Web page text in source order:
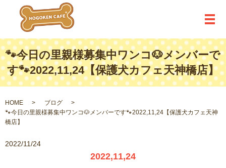
メ
🐾今日の里親様募集中ワンコ🐶メンバーで
す🐾2022,11,24【保護犬カフェ天神橋店】
HOME
ブログ
🐾今日の里親様募集中ワンコ🐶メンバーです🐾2022,11,24【保護犬カフェ天神
橋店】
2022/11/24
2022,11,24